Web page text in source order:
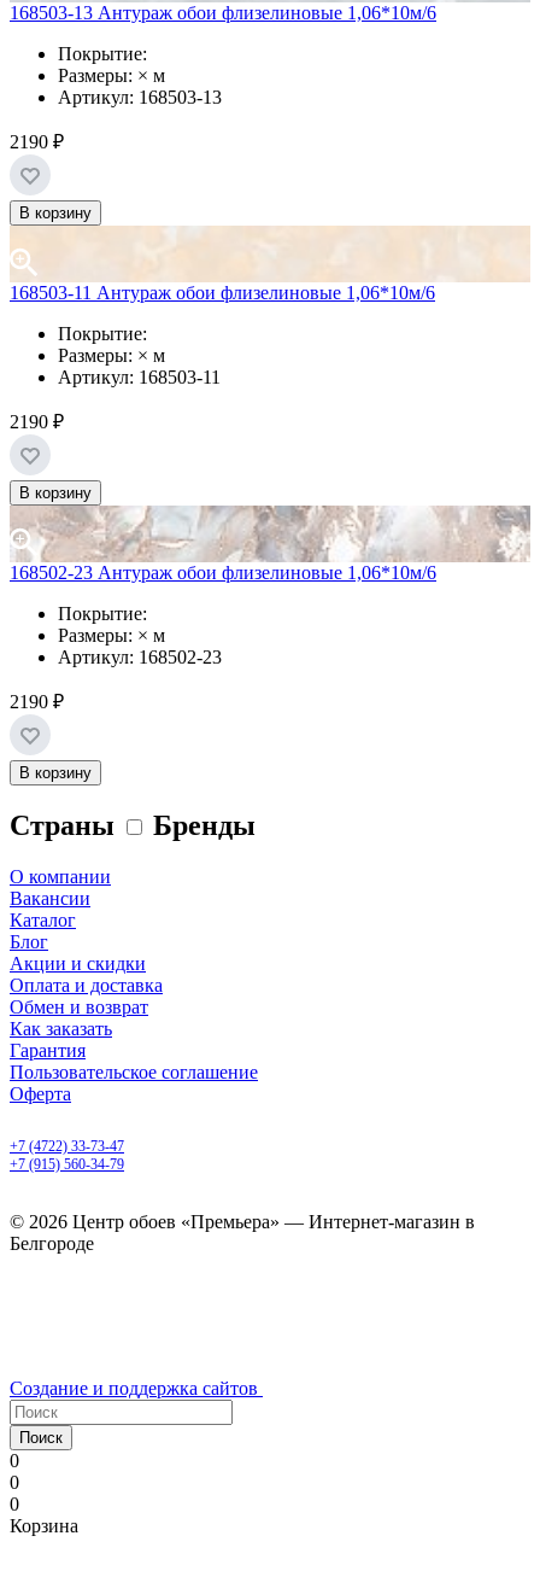
168503-13 Антураж обои флизелиновые 1,06*10м/6
Покрытие:
Размеры: × м
Артикул: 168503-13
2190 ₽
В корзину
168503-11 Антураж обои флизелиновые 1,06*10м/6
Покрытие:
Размеры: × м
Артикул: 168503-11
2190 ₽
В корзину
168502-23 Антураж обои флизелиновые 1,06*10м/6
Покрытие:
Размеры: × м
Артикул: 168502-23
2190 ₽
В корзину
Страны Бренды
О компании
Вакансии
Каталог
Блог
Акции и скидки
Оплата и доставка
Обмен и возврат
Как заказать
Гарантия
Пользовательское соглашение
Оферта
+7 (4722) 33-73-47
+7 (915) 560-34-79
© 2026 Центр обоев «Премьера» — Интернет-магазин в
Белгороде
Создание и поддержка сайтов
Поиск
0
0
0
Корзина